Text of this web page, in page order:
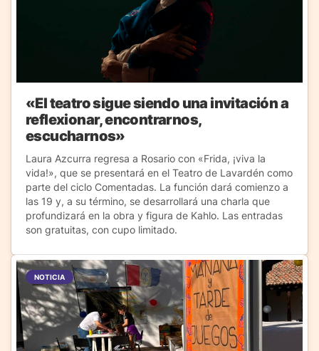
«El teatro sigue siendo una invitación a
reflexionar, encontrarnos,
escucharnos»
Laura Azcurra regresa a Rosario con «Frida, ¡viva la
vida!», que se presentará en el Teatro de Lavardén como
parte del ciclo Comentadas. La función dará comienzo a
las 19 y, a su término, se desarrollará una charla que
profundizará en la obra y figura de Kahlo. Las entradas
son gratuitas, con cupo limitado.
NOTICIA